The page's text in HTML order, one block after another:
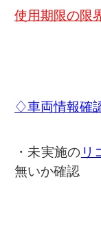
使用期限の限
♢車両情報確
・未実施の リ
無いか確認